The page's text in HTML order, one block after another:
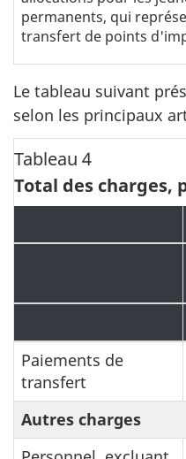
permanents, qui
transfert de points
Le tableau suivant
selon les principaux
Tableau 4
Total des charges,
Paiements de
transfert
Autres charges